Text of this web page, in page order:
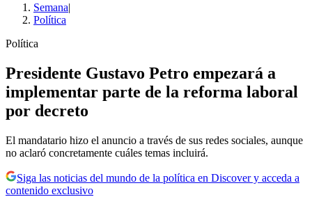
Semana|
Política
Política
Presidente Gustavo Petro empezará a
implementar parte de la reforma laboral
por decreto
El mandatario hizo el anuncio a través de sus redes sociales, aunque
no aclaró concretamente cuáles temas incluirá.
Siga las noticias del mundo de la política en Discover y acceda a
contenido exclusivo